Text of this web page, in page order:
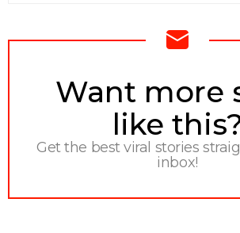
NEWSLETTER
Want more
like
Get the best viral stories
inbox!